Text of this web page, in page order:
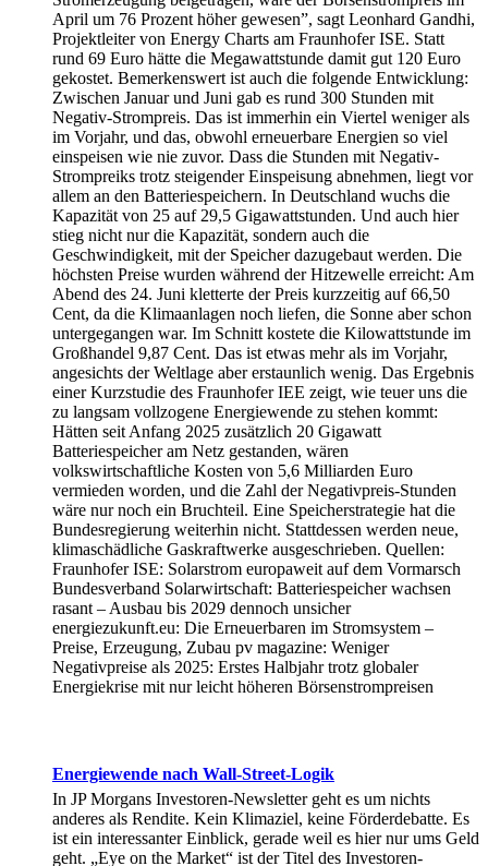
April um 76 Prozent höher gewesen”, sagt Leonhard Gandhi,
Projektleiter von Energy Charts am Fraunhofer ISE. Statt
rund 69 Euro hätte die Megawattstunde damit gut 120 Euro
gekostet. Bemerkenswert ist auch die folgende Entwicklung:
Zwischen Januar und Juni gab es rund 300 Stunden mit
Negativ-Strompreis. Das ist immerhin ein Viertel weniger als
im Vorjahr, und das, obwohl erneuerbare Energien so viel
einspeisen wie nie zuvor. Dass die Stunden mit Negativ-
Strompreiks trotz steigender Einspeisung abnehmen, liegt vor
allem an den Batteriespeichern. In Deutschland wuchs die
Kapazität von 25 auf 29,5 Gigawattstunden. Und auch hier
stieg nicht nur die Kapazität, sondern auch die
Geschwindigkeit, mit der Speicher dazugebaut werden. Die
höchsten Preise wurden während der Hitzewelle erreicht: Am
Abend des 24. Juni kletterte der Preis kurzzeitig auf 66,50
Cent, da die Klimaanlagen noch liefen, die Sonne aber schon
untergegangen war. Im Schnitt kostete die Kilowattstunde im
Großhandel 9,87 Cent. Das ist etwas mehr als im Vorjahr,
angesichts der Weltlage aber erstaunlich wenig. Das Ergebnis
einer Kurzstudie des Fraunhofer IEE zeigt, wie teuer uns die
zu langsam vollzogene Energiewende zu stehen kommt:
Hätten seit Anfang 2025 zusätzlich 20 Gigawatt
Batteriespeicher am Netz gestanden, wären
volkswirtschaftliche Kosten von 5,6 Milliarden Euro
vermieden worden, und die Zahl der Negativpreis-Stunden
wäre nur noch ein Bruchteil. Eine Speicherstrategie hat die
Bundesregierung weiterhin nicht. Stattdessen werden neue,
klimaschädliche Gaskraftwerke ausgeschrieben. Quellen:
Fraunhofer ISE: Solarstrom europaweit auf dem Vormarsch
Bundesverband Solarwirtschaft: Batteriespeicher wachsen
rasant – Ausbau bis 2029 dennoch unsicher
energiezukunft.eu: Die Erneuerbaren im Stromsystem –
Preise, Erzeugung, Zubau pv magazine: Weniger
Negativpreise als 2025: Erstes Halbjahr trotz globaler
Energiekrise mit nur leicht höheren Börsenstrompreisen
Energiewende nach Wall-Street-Logik
In JP Morgans Investoren-Newsletter geht es um nichts
anderes als Rendite. Kein Klimaziel, keine Förderdebatte. Es
ist ein interessanter Einblick, gerade weil es hier nur ums Geld
geht. „Eye on the Market“ ist der Titel des Investoren-